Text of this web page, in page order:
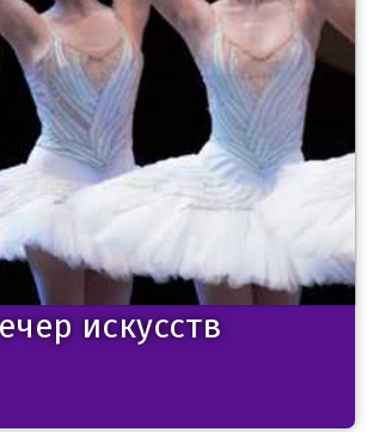
искусств